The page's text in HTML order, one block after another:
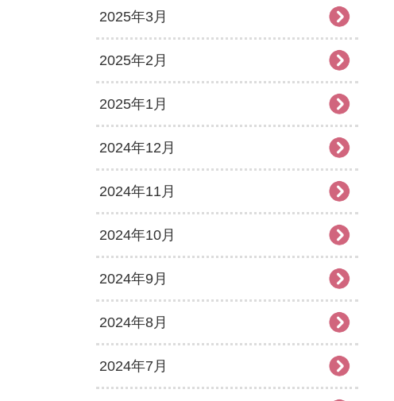
2025年3月
2025年2月
2025年1月
2024年12月
2024年11月
2024年10月
2024年9月
2024年8月
2024年7月